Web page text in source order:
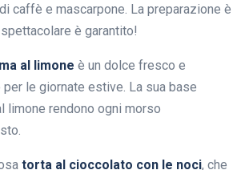
caffè e mascarpone. La preparazione è
è garantito!
al limone è un dolce fresco e
le giornate estive. La sua base
limone rendono ogni morso
torta al cioccolato con le noci, che